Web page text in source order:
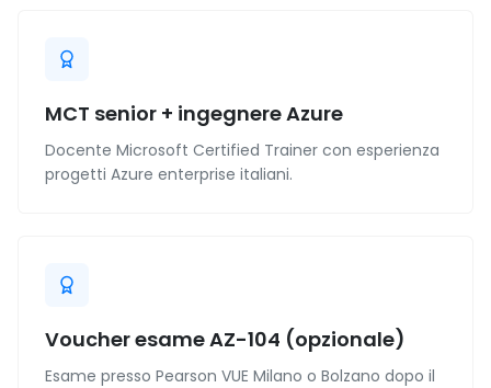
MCT senior + ingegnere Azure
Docente Microsoft Certified Trainer con esperienza
progetti Azure enterprise italiani.
Voucher esame AZ-104 (opzionale)
Esame presso Pearson VUE Milano o Bolzano dopo il